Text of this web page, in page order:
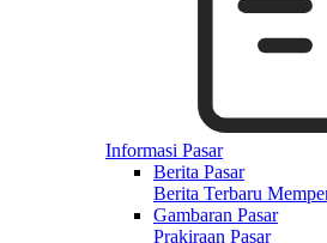
Informasi Pasar
Berita Pasar
Berita Terbaru
Gambaran Pasar
Prakiraan Pasar